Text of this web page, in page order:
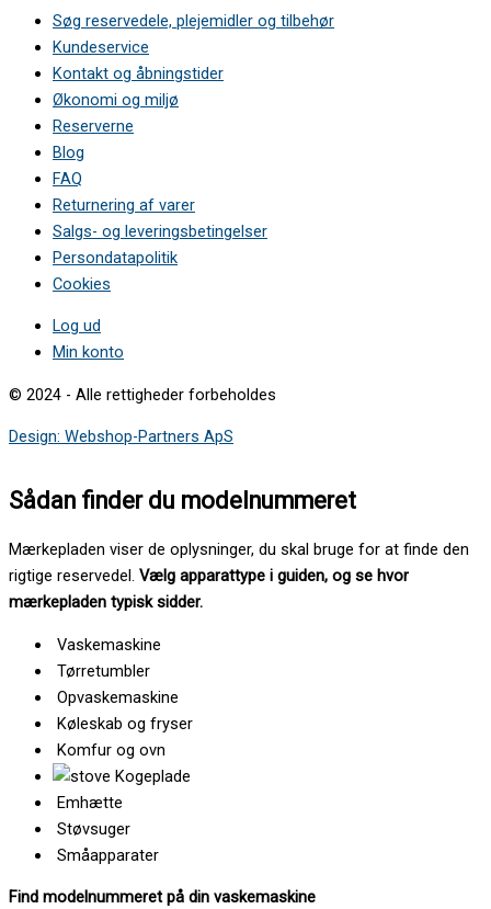
Søg reservedele, plejemidler og tilbehør
Kundeservice
Kontakt og åbningstider
Økonomi og miljø
Reserverne
Blog
FAQ
Returnering af varer
Salgs- og leveringsbetingelser
Persondatapolitik
Cookies
Log ud
Min konto
© 2024 - Alle rettigheder forbeholdes
Design: Webshop-Partners ApS
Sådan finder du modelnummeret
Mærkepladen viser de oplysninger, du skal bruge for at finde den
rigtige reservedel. Vælg apparattype i guiden, og se hvor
mærkepladen typisk sidder.
Vaskemaskine
Tørretumbler
Opvaskemaskine
Køleskab og fryser
Komfur og ovn
Kogeplade
Emhætte
Støvsuger
Småapparater
Find modelnummeret på din vaskemaskine